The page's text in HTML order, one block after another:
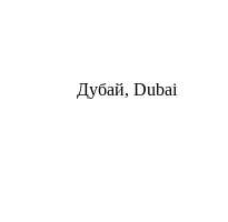
Дубай, Dubai